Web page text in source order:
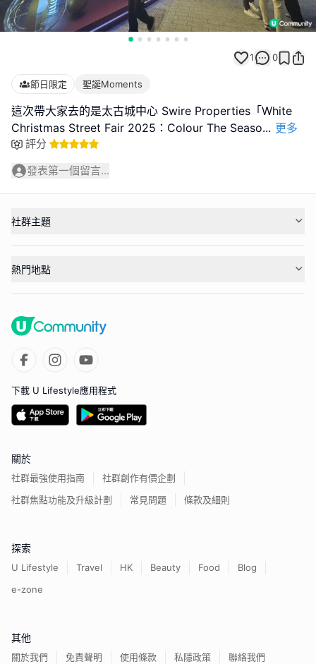
1 0
節日限定 聖誕Moments
這次帶大家去的是太古城中心 Swire Properties「White
Christmas Street Fair 2025：Colour The Seaso... 更多
評分
發表第一個留言...
社群主題
熱門地點
下載 U Lifestyle應用程式
關於
社群最強使用指南
社群創作有價企劃
社群焦點功能及升級計劃
常見問題 條款及細則
探索
U Lifestyle Travel HK Beauty Food
Blog
e-zone
其他
關於我們 免責聲明 使用條款 私隱政策 聯絡我們